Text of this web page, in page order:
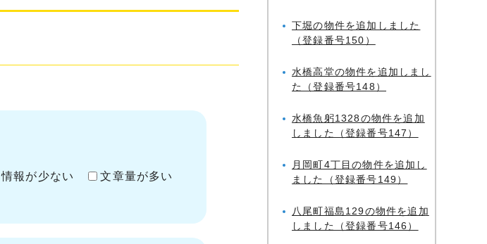
情報が少ない 文章量が多い
下堀の物件を追加しました
（登録番号150）
水橋高堂の物件を追加しまし
た（登録番号148）
水橋魚躬1328の物件を追加
しました（登録番号147）
月岡町4丁目の物件を追加し
ました（登録番号149）
八尾町福島129の物件を追加
しました（登録番号146）